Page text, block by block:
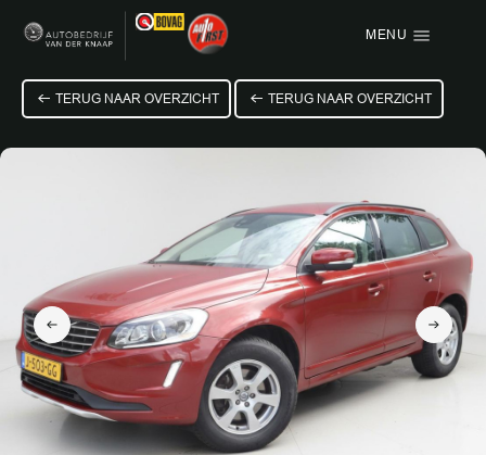
MENU
Menu items
HOME
OVER ONS
VACATURE
VERKOCHT
CONTACT
TERUG NAAR OVERZICHT TERUG NAAR OVERZICHT